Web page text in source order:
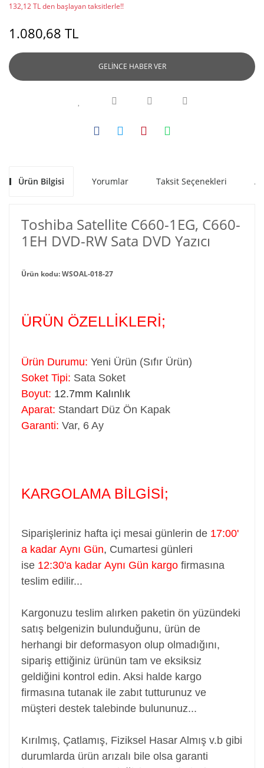
132,12 TL den başlayan taksitlerle!!
1.080,68 TL
GELİNCE HABER VER
Ürün Bilgisi Yorumlar Taksit Seçenekleri
Toshiba Satellite C660-1EG, C660-
1EH DVD-RW Sata DVD Yazıcı
Ürün kodu: WSOAL-018-27
ÜRÜN ÖZELLİKLERİ;
Ürün Durumu: Yeni Ürün (Sıfır Ürün)
Soket Tipi: Sata Soket
Boyut: 12.7mm Kalınlık
Aparat: Standart Düz Ön Kapak
Garanti: Var, 6 Ay
KARGOLAMA BİLGİSİ;
Siparişleriniz hafta içi mesai günlerin de 17:00'
a kadar Aynı Gün, Cumartesi günleri
ise 12:30'a kadar Aynı Gün kargo firmasına
teslim edilir...
Kargonuzu teslim alırken paketin ön yüzündeki
satış belgenizin bulunduğunu, ürün de
herhangi bir deformasyon olup olmadığını,
sipariş ettiğiniz ürünün tam ve eksiksiz
geldiğini kontrol edin. Aksi halde kargo
firmasına tutanak ile zabıt tutturunuz ve
müşteri destek talebinde bulununuz...
Kırılmış, Çatlamış, Fiziksel Hasar Almış v.b gibi
durumlarda ürün arızalı bile olsa garanti